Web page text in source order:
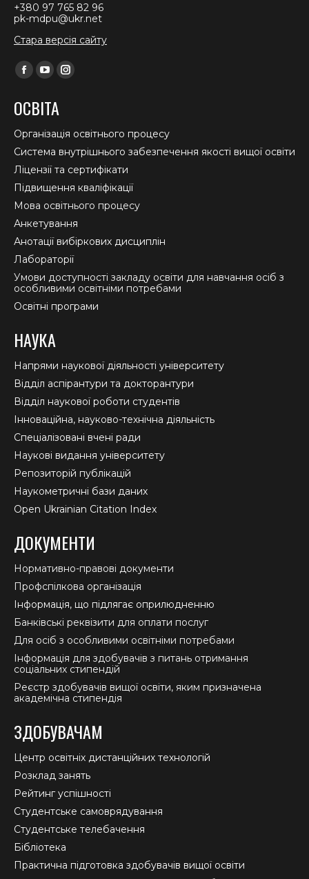
+380 97 765 82 96
pk-mdpu@ukr.net
Стара версія сайту
Find us on:
Facebook
opens
in
new
window
YouTube
opens
in
new
window
Instagram
in
new
window
ОСВІТА
Організація освітнього процесу
Система внутрішнього забезпечення якості вищої освіти
Ліцензії та сертифікати
Підвищення кваліфікації
Мова освітнього процесу
Анкетування
Анотації вибіркових дисциплін
Лабораторії
Умови доступності закладу освіти для навчання осіб з
особливими освітніми потребами
Освітні програми
НАУКА
Напрями наукової діяльності університету
Відділ аспірантури та докторантури
Відділ наукової роботи студентів
Інноваційна, науково-технічна діяльність
Спеціалізовані вчені ради
Наукові видання університету
Репозиторій публікацій
Наукометричні бази даних
Open Ukrainian Citation Index
ДОКУМЕНТИ
Нормативно-правові документи
Профспілкова організація
Інформація, що підлягає оприлюдненню
Банківські реквізити для оплати послуг
Для осіб з особливими освітніми потребами
Інформація для здобувачів з питань отримання
соціальних стипендій
Реєстр здобувачів вищої освіти, яким призначена
академічна стипендія
ЗДОБУВАЧАМ
Центр освітніх дистанційних технологій
Розклад занять
Рейтинг успішності
Студентське самоврядування
Студентське телебачення
Бібліотека
Практична підготовка здобувачів вищої освіти